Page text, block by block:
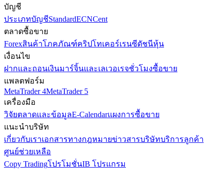
บัญชี
ประเภทบัญชีStandardECNCent
ตลาดซื้อขาย
Forexสินค้าโภคภัณฑ์คริปโทเคอร์เรนซีดัชนีหุ้น
เงื่อนไข
ฝากและถอนเงินมาร์จิ้นและเลเวอเรจชั่วโมงซื้อขาย
แพลตฟอร์ม
MetaTrader 4MetaTrader 5
เครื่องมือ
วิจัยตลาดและข้อมูลE-Calendarแผงการซื้อขาย
แนะนำบริษัท
เกี่ยวกับเราเอกสารทางกฎหมายข่าวสารบริษัทบริการลูกค้า
ศูนย์ช่วยเหลือ
Copy Tradingโปรโมชั่นIB โปรแกรม